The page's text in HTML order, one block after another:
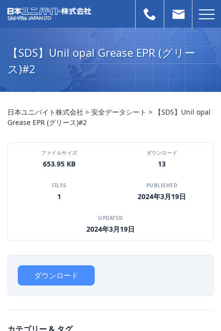
【SDS】Unil opal Grease EPR (グリー
ス)#2
日本ユニバイト株式会社 > 安全データシート >
【SDS】Unil opal
Grease EPR (グリース)#2
ファイルサイズ
653.95 KB
ダウンロード
13
FILES
1
PUBLISHED
2024年3月19日
UPDATED
2024年3月19日
ダウンロード